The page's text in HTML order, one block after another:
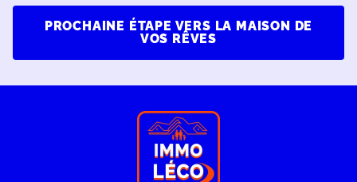
PROCHAINE ÉTAPE VERS LA MAISON DE
VOS RÊVES